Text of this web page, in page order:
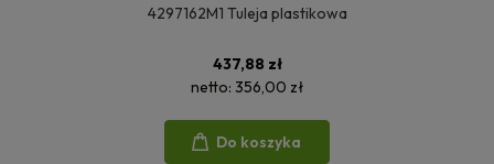
4297162M1 Tuleja plastikowa
437,88 zł
netto: 356,00 zł
Do koszyka